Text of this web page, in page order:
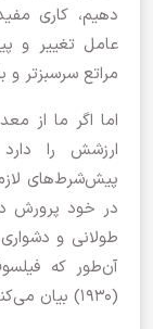
دهیم، کاری
عامل تغییر و
مراتع سرسبزتر و
اما اگر ما از
ارزشش را
پیش‌شرط‌های
در خود پرورش
طولانی و دشواری
(۱۹۳۰) بیان می‌کند: